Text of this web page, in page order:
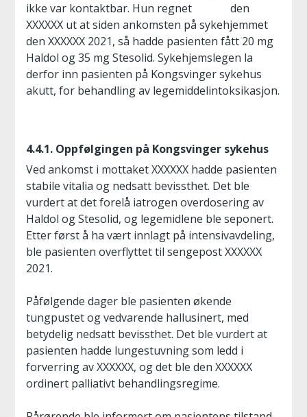
ikke var kontaktbar. Hun regnet den
XXXXXX ut at siden ankomsten på sykehjemmet
den XXXXXX 2021, så hadde pasienten fått 20 mg
Haldol og 35 mg Stesolid. Sykehjemslegen la
derfor inn pasienten på Kongsvinger sykehus
akutt, for behandling av legemiddelintoksikasjon.
4.4.1. Oppfølgingen på Kongsvinger sykehus
Ved ankomst i mottaket XXXXXX hadde pasienten
stabile vitalia og nedsatt bevissthet. Det ble
vurdert at det forelå iatrogen overdosering av
Haldol og Stesolid, og legemidlene ble seponert.
Etter først å ha vært innlagt på intensivavdeling,
ble pasienten overflyttet til sengepost XXXXXX
2021.
Påfølgende dager ble pasienten økende
tungpustet og vedvarende hallusinert, med
betydelig nedsatt bevissthet. Det ble vurdert at
pasienten hadde lungestuvning som ledd i
forverring av XXXXXX, og det ble den XXXXXX
ordinert palliativt behandlingsregime.